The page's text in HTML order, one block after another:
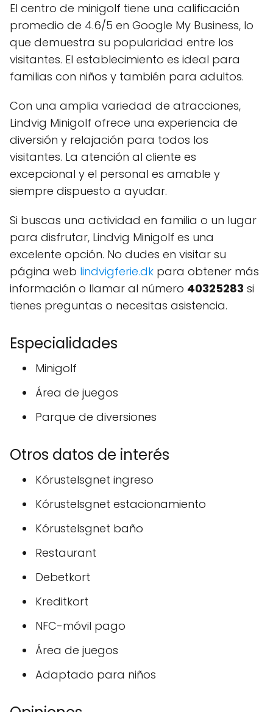
El centro de minigolf tiene una calificación
promedio de 4.6/5 en Google My Business, lo
que demuestra su popularidad entre los
visitantes. El establecimiento es ideal para
familias con niños y también para adultos.
Con una amplia variedad de atracciones,
Lindvig Minigolf ofrece una experiencia de
diversión y relajación para todos los
visitantes. La atención al cliente es
excepcional y el personal es amable y
siempre dispuesto a ayudar.
Si buscas una actividad en familia o un lugar
para disfrutar, Lindvig Minigolf es una
excelente opción. No dudes en visitar su
página web lindvigferie.dk para obtener más
información o llamar al número 40325283 si
tienes preguntas o necesitas asistencia.
Especialidades
Minigolf
Área de juegos
Parque de diversiones
Otros datos de interés
Kórustelsgnet ingreso
Kórustelsgnet estacionamiento
Kórustelsgnet baño
Restaurant
Debetkort
Kreditkort
NFC-móvil pago
Área de juegos
Adaptado para niños